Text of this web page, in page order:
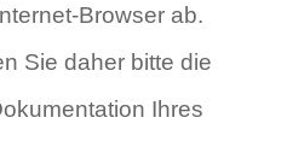
Browser ab.
Sie daher bitte die
Ihres